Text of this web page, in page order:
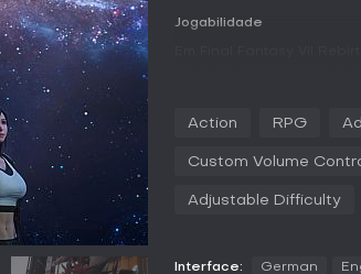
Jogabilidade
e mobilidade, enquanto
com a habilidade
A customização é
habilidades e sinergias
Action RPG
Custom Volume
Adjustable Difficulty
Interface: German